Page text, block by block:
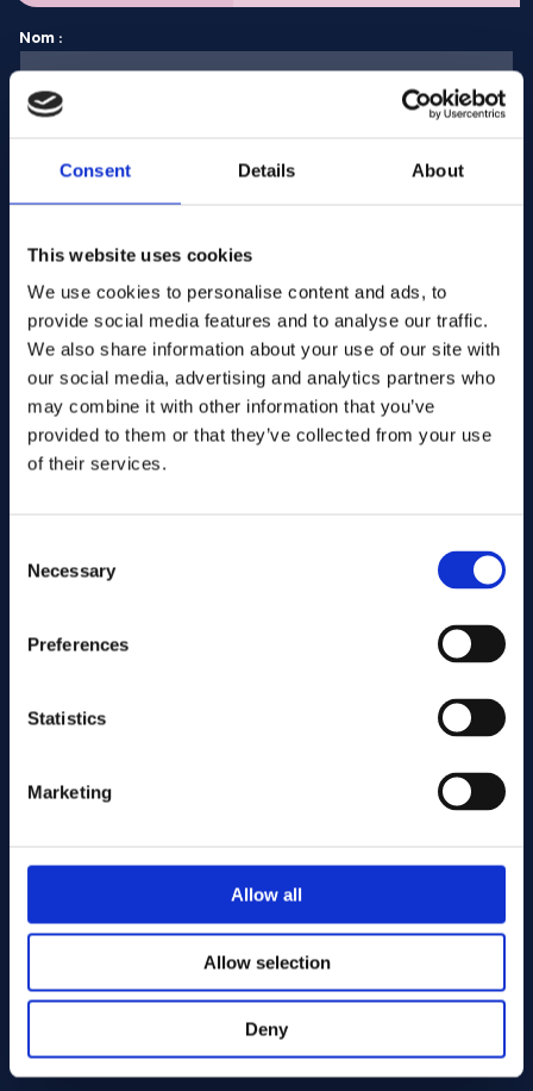
Consent Details About
This website uses cookies
We use cookies to personalise content and ads, to
provide social media features and to analyse our traffic.
We also share information about your use of our site with
our social media, advertising and analytics partners who
may combine it with other information that you’ve
provided to them or that they’ve collected from your use
of their services.
Selection
Necessary
Preferences
Statistics
Marketing
Allow all
Allow selection
Deny
Nom :
Saisissez la quantité
Votre message
Cutting services